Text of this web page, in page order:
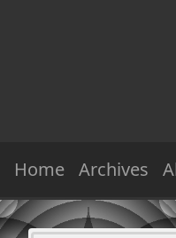
Home Archives